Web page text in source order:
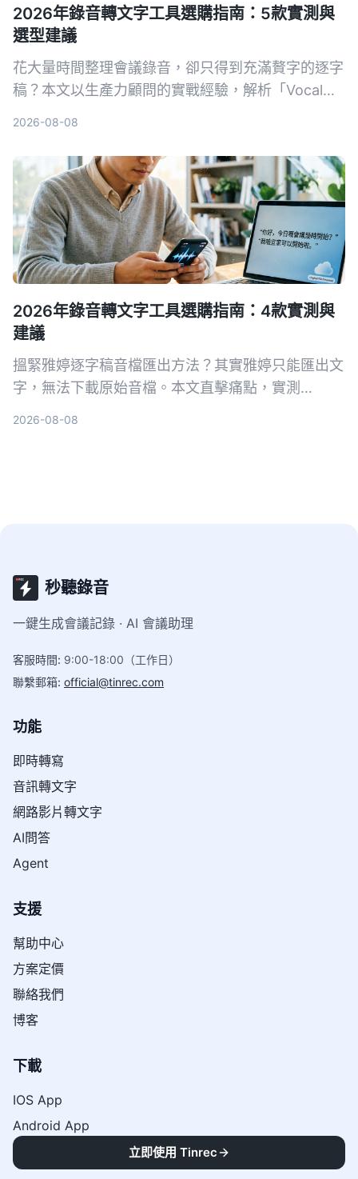
2026年錄音轉文字工具選購指南：5款實測與
選型建議
花大量時間整理會議錄音，卻只得到充滿贅字的逐字
稿？本文以生產力顧問的實戰經驗，解析「Vocal
議、學習、創作等實際場景，找到真正能提升效率的
錄音整理工作流程。
2026-08-08
2026年錄音轉文字工具選購指南：4款實測與
建議
搵緊雅婷逐字稿音檔匯出方法？其實雅婷只能匯出文
字，無法下載原始音檔。本文直擊痛點，實測
2026-08-08
秒聽錄音
一鍵生成會議記錄 · AI 會議助理
客服時間: 9:00-18:00（工作日）
聯繫郵箱: official@tinrec.com
功能
即時轉寫
音訊轉文字
網路影片轉文字
AI問答
Agent
支援
幫助中心
方案定價
聯絡我們
博客
下載
IOS App
Android App
立即使用 Tinrec